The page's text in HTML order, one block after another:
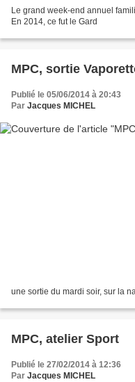
Le grand week-end annuel
En 2014, ce fut le Gard
MPC, sortie
Publié le 05/06/2014 à 20:43
Par Jacques MICHEL
une sortie du mardi soir, sur la
MPC, atelier Sport
Publié le 27/02/2014 à 12:36
Par Jacques MICHEL